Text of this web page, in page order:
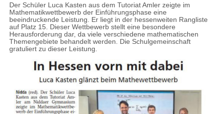
Der Schüler Luca Kasten aus dem Tutoriat Amler zeigte im
Mathematikwettbewerb der Einführungsphase eine
beeindruckende Leistung. Er liegt in der hessenweiten Rangliste
auf Platz 15. Dieser Wettbewerb stellt eine besondere
Herausforderung dar, da viele verschiedene mathematischen
Themengebiete behandelt werden. Die Schulgemeinschaft
gratuliert zu dieser Leistung.